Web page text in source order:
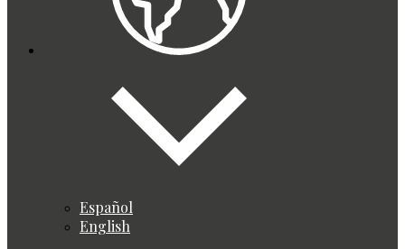
Español
English